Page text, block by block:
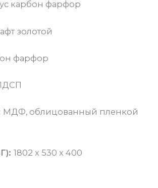
карбон фарфор
золотой
фарфор
МДФ, облицованный пленкой
1802 x 530 x 400